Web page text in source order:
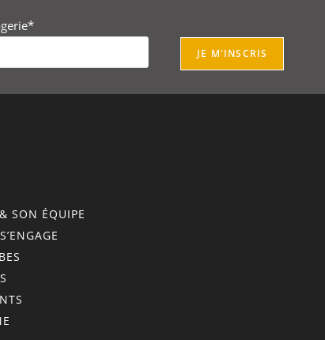
SON ÉQUIPE